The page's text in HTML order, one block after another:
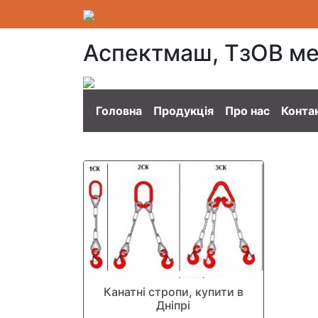
Аспектмаш, ТзОВ
Головна Продукція Про нас
Канатні стропи, купити в
Дніпрі